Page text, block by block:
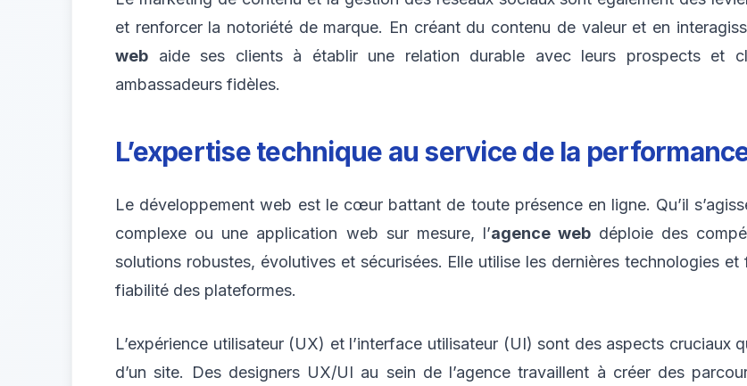
et renforcer la notoriété de marque. En créant du contenu de valeur et en
web aide ses clients à établir une relation durable avec leurs prospects et
ambassadeurs fidèles.
L’expertise technique au service de la
Le développement web est le cœur battant de toute présence en ligne. Qu’il
complexe ou une application web sur mesure, l’agence web déploie des
solutions robustes, évolutives et sécurisées. Elle utilise les dernières technologies
fiabilité des plateformes.
L’expérience utilisateur (UX) et l’interface utilisateur (UI) sont des aspects cruciaux
d’un site. Des designers UX/UI au sein de l’agence travaillent à créer des